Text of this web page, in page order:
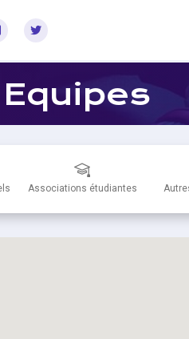
sur Twitch
sur Discord
sur Facebook
sur Twitter
Associations étudiantes